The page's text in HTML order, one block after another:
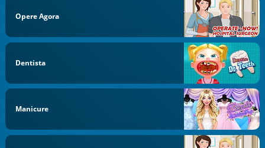
Opere Agora
Dentista
Manicure